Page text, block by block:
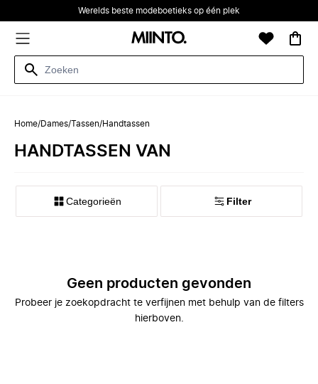
Werelds beste modeboetieks op één plek
Home/Dames/Tassen/Handtassen
HANDTASSEN VAN
Categorieën Filter
Geen producten gevonden
Probeer je zoekopdracht te verfijnen met behulp van de filters
hierboven.